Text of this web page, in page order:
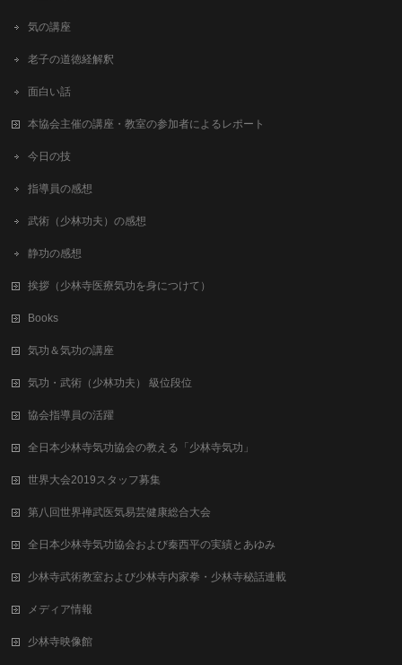
気の講座
老子の道徳経解釈
面白い話
本協会主催の講座・教室の参加者によるレポート
今日の技
指導員の感想
武術（少林功夫）の感想
静功の感想
挨拶（少林寺医療気功を身につけて）
Books
気功＆気功の講座
気功・武術（少林功夫） 級位段位
協会指導員の活躍
全日本少林寺気功協会の教える「少林寺気功」
世界大会2019スタッフ募集
第八回世界禅武医気易芸健康総合⼤会
全日本少林寺気功協会および秦西平の実績とあゆみ
少林寺武術教室および少林寺内家拳・少林寺秘話連載
メディア情報
少林寺映像館